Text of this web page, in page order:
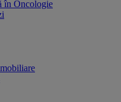
în Oncologie